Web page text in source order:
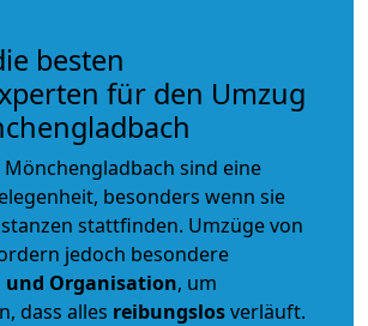
besten
für den Umzug
sind eine
besonders wenn sie
stattfinden. Umzüge von
jedoch besondere
Organisation, um
dass alles reibungslosverläuft.